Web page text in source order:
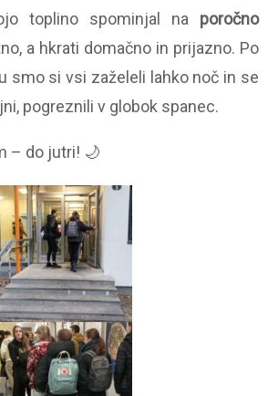
toplino spominjal na poročno
a hkrati domačno in prijazno. Po
smo si vsi zaželeli lahko noč in se
pogreznili v globok spanec.
– do jutri! 🌙